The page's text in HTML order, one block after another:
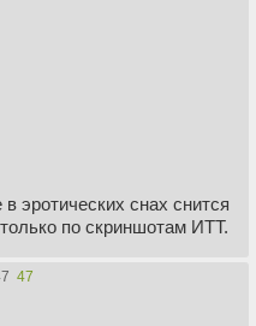
эротических снах снится
по скриншотам ИТТ.
47